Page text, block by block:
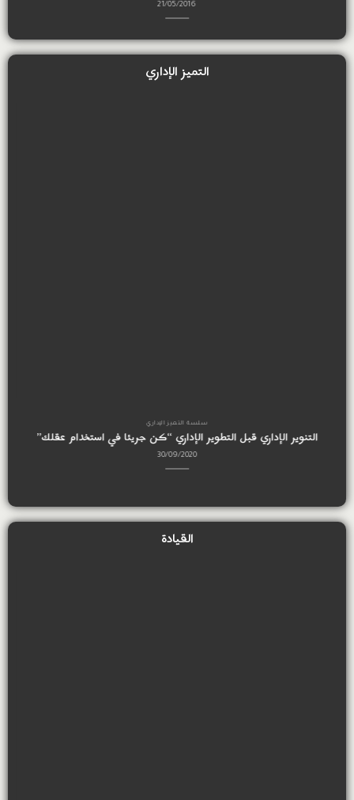
21/05/2016
التميز الإداري
سلسة التميز الإداري
التنوير الإداري قبل التطوير الإداري “كن جريئا في استخدام عقلك”
30/09/2020
القيادة